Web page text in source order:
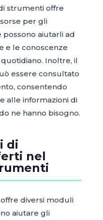
strumenti offre
per gli
possono aiutarli ad
e le conoscenze
Inoltre, il
essere consultato
consentendo
alle informazioni di
ne hanno bisogno.
di
nel
diversi moduli
aiutare gli